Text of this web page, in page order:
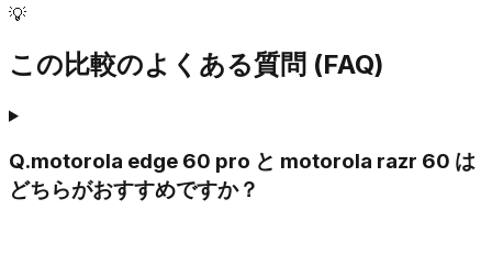
💡
この比較のよくある質問 (FAQ)
Q.motorola edge 60 pro と motorola razr 60 は
どちらがおすすめですか？